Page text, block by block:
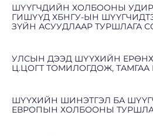
ШҮҮГЧДИЙН ХОЛБООНЫ
ГИШҮҮД ХБНГУ-ЫН
ЗҮЙН АСУУДЛААР ТУРШЛАГА
УЛСЫН ДЭЭД ШҮҮХИЙН
Ц.ЦОГТ ТОМИЛОГДОЖ, ТАМГАА
ШҮҮХИЙН ШИНЭТГЭЛ БА
ЕВРОПЫН ХОЛБООНЫ